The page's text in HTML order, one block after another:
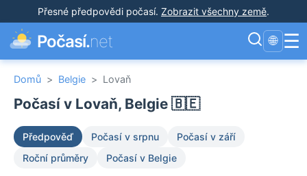
Přesné předpovědi počasí. Zobrazit všechny země.
Počasí.net 🌐 ☰
Domů > Belgie > Lovaň
Počasí v Lovaň, Belgie 🇧🇪
Předpověď Počasí v srpnu
Počasí v září
Roční průměry
Počasí v Belgie